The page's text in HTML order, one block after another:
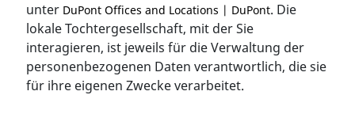
unter DuPont Offices and Locations | DuPont. Die
lokale Tochtergesellschaft, mit der Sie
interagieren, ist jeweils für die Verwaltung der
personenbezogenen Daten verantwortlich, die sie
für ihre eigenen Zwecke verarbeitet.